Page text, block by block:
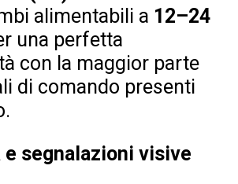
alimentabili a 12–24
una perfetta
con la maggior parte
di comando presenti
segnalazioni visive